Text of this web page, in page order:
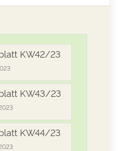
KW42/23
KW43/23
KW44/23